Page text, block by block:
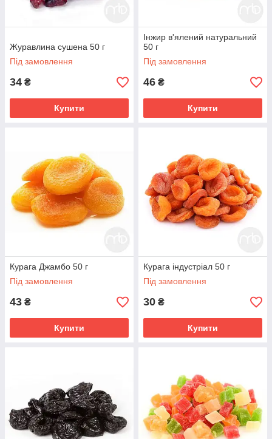
Журавлина сушена 50 г
Під замовлення
34 ₴
Купити
Інжир в'ялений натуральний
50 г
Під замовлення
46 ₴
Купити
Курага Джамбо 50 г
Під замовлення
43 ₴
Купити
Курага індустріал 50 г
Під замовлення
30 ₴
Купити